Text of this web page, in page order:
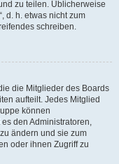
zu teilen. Üblicherweise
d. h. etwas nicht zum
schreiben.
die Mitglieder des Boards
aufteilt. Jedes Mitglied
können
den Administratoren,
ändern und sie zum
oder ihnen Zugriff zu